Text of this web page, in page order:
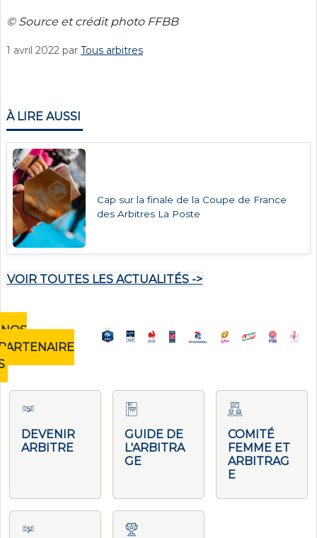
© Source et crédit photo FFBB
1 avril 2022 par Tous arbitres
À LIRE AUSSI
Cap sur la finale de la Coupe de France
des Arbitres La Poste
VOIR TOUTES LES ACTUALITÉS ->
NOS
DEVENIR
ARBITRE
GUIDE DE
L'ARBITRA
GE
COMITÉ
FEMME ET
ARBITRAG
E